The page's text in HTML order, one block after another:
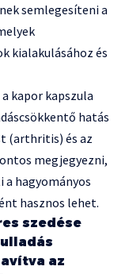
semlegesíteni a
kialakulásához és
kapor kapszula
hatás
(arthritis) és az
megjegyezni,
hagyományos
hasznos lehet.
szedése
az